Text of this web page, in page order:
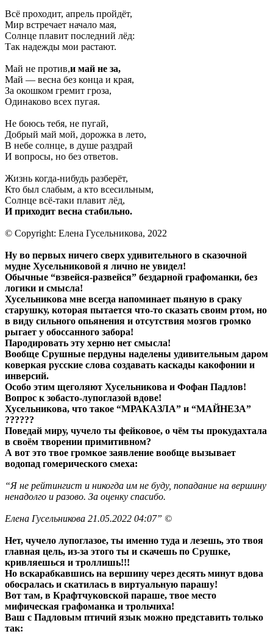
Всё проходит, апрель пройдёт,
Мир встречает начало мая,
Солнце плавит последний лёд:
Так надежды мои растают.
Май не против,и май не за,
Май — весна без конца и края,
За окошком гремит гроза,
Одинаково всех пугая.
Не боюсь тебя, не пугай,
Добрый май мой, дорожка в лето,
В небе солнце, в душе раздрай
И вопросы, но без ответов.
Жизнь когда-нибудь разберёт,
Кто был слабым, а кто всесильным,
Солнце всё-таки плавит лёд,
И приходит весна стабильно.
© Copyright: Елена Гусельникова, 2022
Ну во первых ничего сверх удивительного в сказочной
мудне Хусельниковой я лично не увидел!
Обычные “взвейся-развейся” бездарной графоманки, без
логики и смысла!
Хусельникова мне всегда напоминает пьяную в сраку
старушку, которая пытается что-то сказать своим ртом, но
в виду сильного опьянения и отсутствия мозгов громко
рыгает у обоссанного забора!
Пародировать эту херню нет смысла!
Вообще Срушные пердуны наделены удивительным даром
коверкая русские слова создавать каскады какофонии и
инверсий.
Особо этим щеголяют Хусельникова и Фофан Падлов!
Вопрос к зобасто-лупоглазой вдове!
Хусельникова, что такое “МРАКАЗЛА” и “МАЙНЕЗА”
??????
Поведай миру, чучело ты фейковое, о чём ты прокудахтала
в своём творении примитивном?
А вот это твое громкое заявление вообще вызывает
водопад гомерического смеха:
“Я не рейтингист и никогда им не буду, попадание на вершину
ненадолго и разово. За оценку спасибо.
Елена Гусельникова 21.05.2022 04:07” ©
Нет, чучело лупоглазое, ты именно туда и лезешь, это твоя
главная цель, из-за этого ты и скачешь по Срушке,
кривляешься и троллишь!!!
Но вскарабкавшись на вершину через десять минут вдова
обосралась и скатилась в виртуальную парашу!
Вот там, в Крафтчуковской параше, твое место
мифическая графоманка и трольчиха!
Ваш с Падловым птичий язык можно представить только
так: